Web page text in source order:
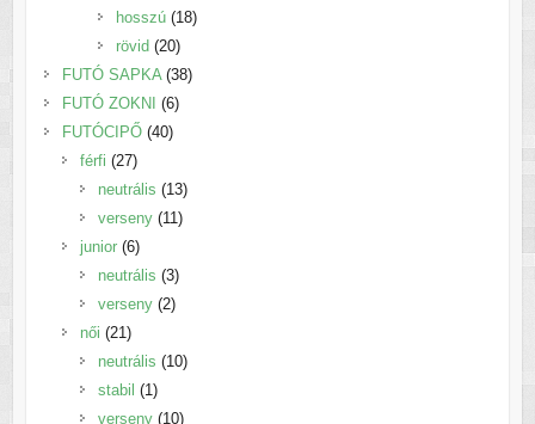
hosszú 1818
rövid 2020
termék
FUTÓ SAPKA 3838
FUTÓ ZOKNI 66
termék
FUTÓCIPŐ 4040
férfi 2727
termék
neutrális 1313
termék
verseny 1111
junior 66
termék
neutrális 33
termék
verseny 22
női 2121
termék
neutrális 1010
stabil 11
termék
verseny 1010